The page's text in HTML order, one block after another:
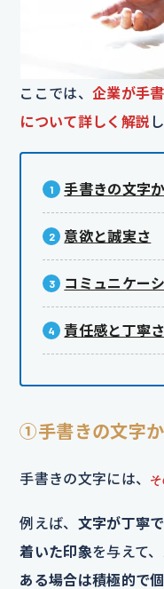
ここでは、 企業が手
について詳しく解説
手書きの文字
意欲と誠実さ
コミュニケー
責任感と丁寧さ
①手書きの文字
手書きの文字には、
例えば、 文字が丁寧
着いた印象を与えて、
ある場合は積極的で